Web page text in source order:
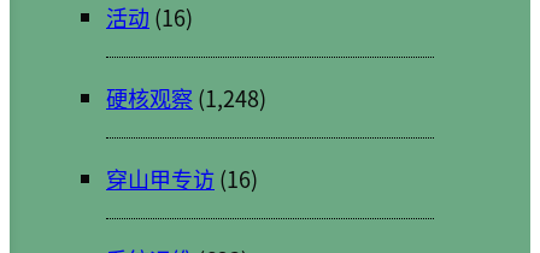
活动 (16)
硬核观察 (1,248)
穿山甲专访(16)